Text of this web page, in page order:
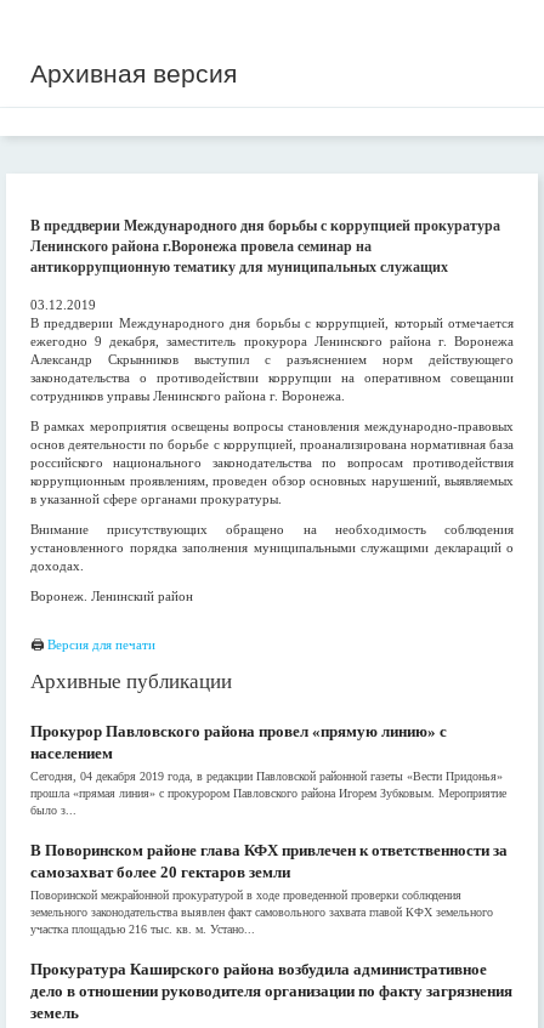
Архивная версия
В преддверии Международного дня борьбы с коррупцией прокуратура
Ленинского района г.Воронежа провела семинар на
антикоррупционную тематику для муниципальных служащих
03.12.2019
В преддверии Международного дня борьбы с коррупцией, который отмечается
ежегодно 9 декабря, заместитель прокурора Ленинского района г. Воронежа
Александр Скрынников выступил с разъяснением норм действующего
законодательства о противодействии коррупции на оперативном совещании
сотрудников управы Ленинского района г. Воронежа.
В рамках мероприятия освещены вопросы становления международно-правовых
основ деятельности по борьбе с коррупцией, проанализирована нормативная база
российского национального законодательства по вопросам противодействия
коррупционным проявлениям, проведен обзор основных нарушений, выявляемых
в указанной сфере органами прокуратуры.
Внимание присутствующих обращено на необходимость соблюдения
установленного порядка заполнения муниципальными служащими деклараций о
доходах.
Воронеж. Ленинский район
🖨 Версия для печати
Архивные публикации
Прокурор Павловского района провел «прямую линию» с
населением
Сегодня, 04 декабря 2019 года, в редакции Павловской районной газеты «Вести Придонья»
прошла «прямая линия» с прокурором Павловского района Игорем Зубковым. Мероприятие
было з...
В Поворинском районе глава КФХ привлечен к ответственности за
самозахват более 20 гектаров земли
Поворинской межрайонной прокуратурой в ходе проведенной проверки соблюдения
земельного законодательства выявлен факт самовольного захвата главой КФХ земельного
участка площадью 216 тыс. кв. м. Устано...
Прокуратура Каширского района возбудила административное
дело в отношении руководителя организации по факту загрязнения
земель